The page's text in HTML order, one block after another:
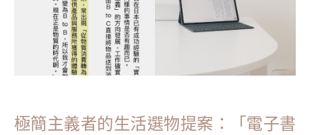
極簡主義者的生活選物提案：「電子書